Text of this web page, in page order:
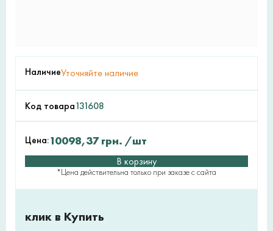
НаличиеУточняйте наличие
Код товара131608
Цена:10098,37грн. /шт
В корзину
*Цена действительна только при заказе с сайта
клик в Купить